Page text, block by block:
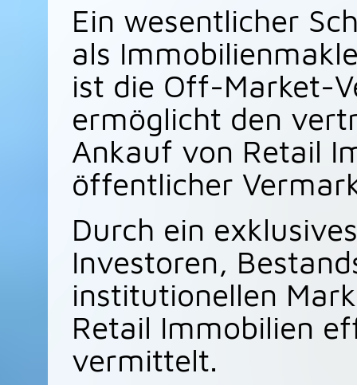
Ein wesentlicher
als
ist die Off-Market-
ermöglicht den
Ankauf von Retail
öffentlicher
Durch ein
Investoren,
institutionellen
Retail Immobilien
vermittelt.